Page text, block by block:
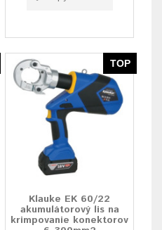
TOP
Klauke EK 60/22
akumulátorový lis na
krimpovanie konektorov